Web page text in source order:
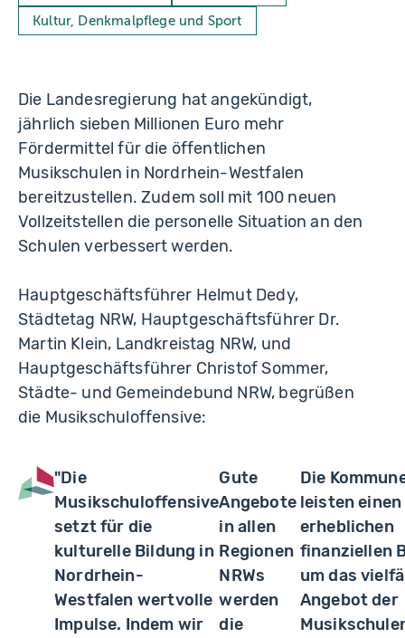
Kultur, Denkmalpflege und Sport
Die Landesregierung hat angekündigt,
jährlich sieben Millionen Euro mehr
Fördermittel für die öffentlichen
Musikschulen in Nordrhein-Westfalen
bereitzustellen. Zudem soll mit 100 neuen
Vollzeitstellen die personelle Situation an den
Schulen verbessert werden.
Hauptgeschäftsführer Helmut Dedy,
Städtetag NRW, Hauptgeschäftsführer Dr.
Martin Klein, Landkreistag NRW, und
Hauptgeschäftsführer Christof Sommer,
Städte- und Gemeindebund NRW, begrüßen
die Musikschuloffensive:
"Die
Musikschuloffensive
setzt für die
kulturelle Bildung in
Nordrhein-
Westfalen wertvolle
Impulse. Indem wir
Gute
Angebote
in allen
Regionen
NRWs
werden
die
Die
leisten einen
erheblichen
finanziellen
um das
Angebot der